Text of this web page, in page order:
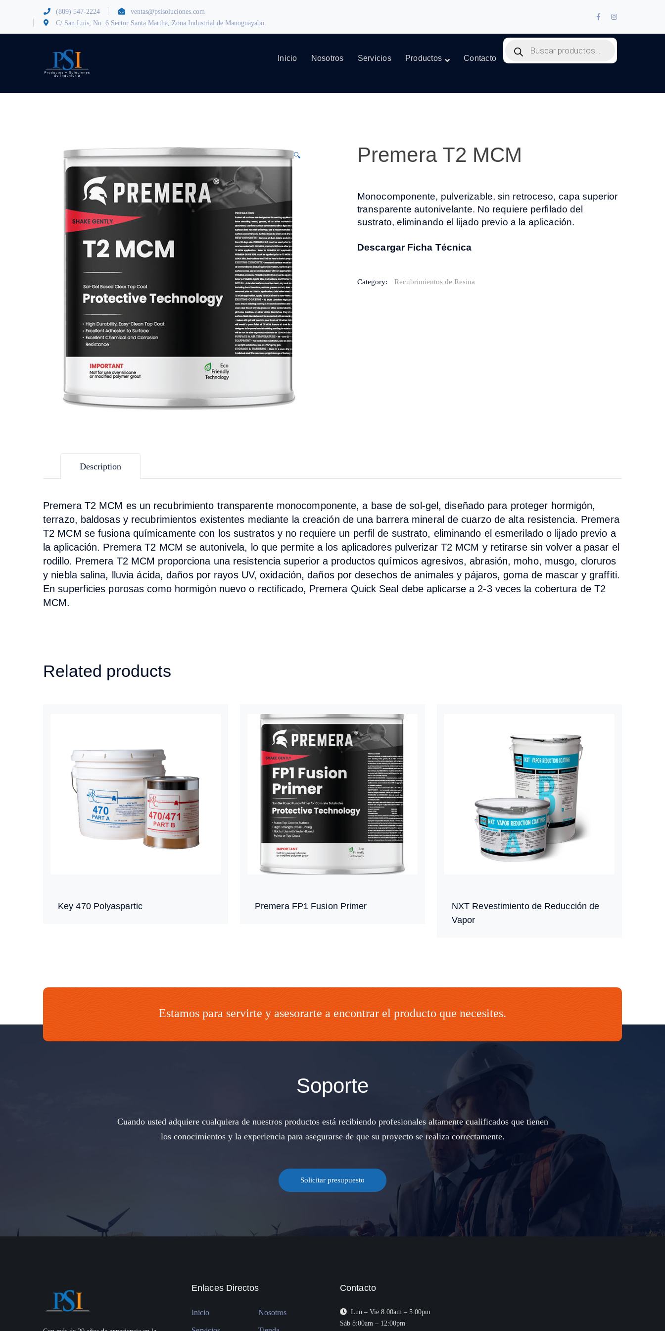
(809) 547-2224
ventas@psisoluciones.com
C/ San Luis, No. 6 Sector Santa Martha, Zona Industrial de Manoguayabo.
FacebookInstagram
search
Inicio Nosotros Servicios Productos Contacto
🔍 Premera T2 MCM
Monocomponente, pulverizable, sin retroceso, capa superior
transparente autonivelante. No requiere perfilado del
sustrato, eliminando el lijado previo a la aplicación.
Descargar Ficha Técnica
Category: Recubrimientos de Resina
Description
Premera T2 MCM es un recubrimiento transparente monocomponente, a base de sol-gel, diseñado para proteger hormigón,
terrazo, baldosas y recubrimientos existentes mediante la creación de una barrera mineral de cuarzo de alta resistencia. Premera
T2 MCM se fusiona químicamente con los sustratos y no requiere un perfil de sustrato, eliminando el esmerilado o lijado previo a
la aplicación. Premera T2 MCM se autonivela, lo que permite a los aplicadores pulverizar T2 MCM y retirarse sin volver a pasar el
rodillo. Premera T2 MCM proporciona una resistencia superior a productos químicos agresivos, abrasión, moho, musgo, cloruros
y niebla salina, lluvia ácida, daños por rayos UV, oxidación, daños por desechos de animales y pájaros, goma de mascar y graffiti.
En superficies porosas como hormigón nuevo o rectificado, Premera Quick Seal debe aplicarse a 2-3 veces la cobertura de T2
MCM.
Related products
Key 470 Polyaspartic Premera FP1 Fusion Primer
NXT Revestimiento de Reducción de
Vapor
Estamos para servirte y asesorarte a encontrar el producto que necesites.
Soporte
Cuando usted adquiere cualquiera de nuestros productos está recibiendo profesionales altamente cualificados que tienen
los conocimientos y la experiencia para asegurarse de que su proyecto se realiza correctamente.
Solicitar presupuesto
Enlaces Directos
Inicio Nosotros
Contacto
Lun – Vie 8:00am – 5:00pm
Sáb 8:00am – 12:00pm